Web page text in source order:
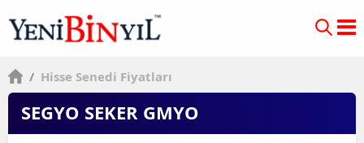
/ Hisse Senedi Fiyatları
SEGYO SEKER GMYO